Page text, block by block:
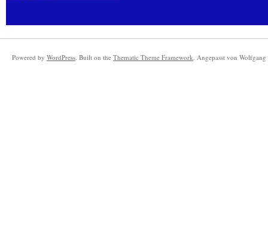
Powered by WordPress. Built on the Thematic Theme Framework. Angepasst von